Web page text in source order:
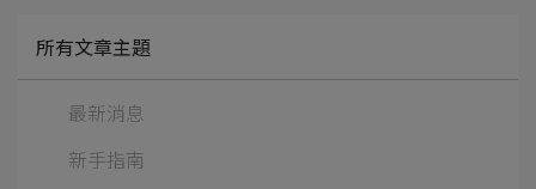
所有文章主題
最新消息
新手指南